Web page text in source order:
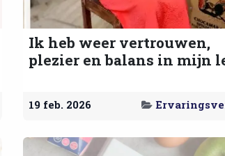
Ik heb weer vertrouwen,
plezier en balans in mijn
19 feb. 2026